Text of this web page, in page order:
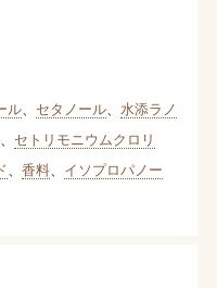
ル、 セタノール、 水添ラノ
セトリモニウムクロリ
香料、 イソプロパノー